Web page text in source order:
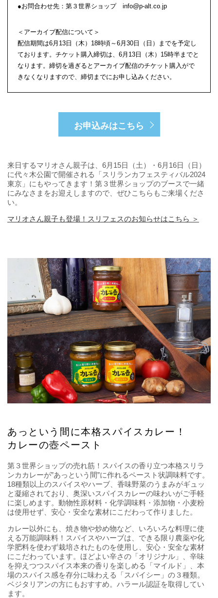
●お問合わせ先：第３世界ショップ info@p-alt.co.jp
＜アーカイブ配信について＞
配信期間は6月13日（木）18時頃～6月30日（日）までを予定し
ております。チケット購入締切は、6月13日（木）15時半までと
なります。締切を過ぎるとアーカイブ配信のチケット購入がで
きなくなりますので、締切までにお申し込みください。
お申込みはこちら
来日するマリオさん親子は、6月15日（土）・6月16日（日）
に代々木公園で開催される「スリランカフェスティバル2024
東京」にもやってきます！第３世界ショップのブースで一緒
にみなさまをお迎えしますので、ぜひこちらもご来場くださ
い。
マリオさん親子も登場！スリフェスのお知らせはこちら ＞
あっという間に本格スパイスカレー！
カレーの壺ペースト
第３世界ショップの売れ筋！スパイスの香り立つ本格スリラ
ンカカレーが”あっという間”に作れるペースト状調味料です。
18種類以上のスパイスやハーブ、香味野菜のうまみがギュッ
と凝縮されており、奥深いスパイスカレーの味わいがご手軽
に楽しめます。動物性原材料・化学調味料・添加物・小麦粉
は使用せず、安心・安全な素材にこだわって作りました。
カレー以外にも、焼き物や炒め物など、いろいろな料理に使
える万能調味料！スパイスやハーブは、できる限り農薬や化
学肥料を使わず栽培されたものを使用し、安心・安全な素材
にこだわっています。ほどよい辛さの「オリジナル」、辛味
を抑えつつスパイス本来の香りを楽しめる「マイルド」、本
場のスパイス感を存分に味わえる「スパイシー」の３種類。
ベジタリアンの方にもおすすめ。ハラール認証を取得してい
ます。